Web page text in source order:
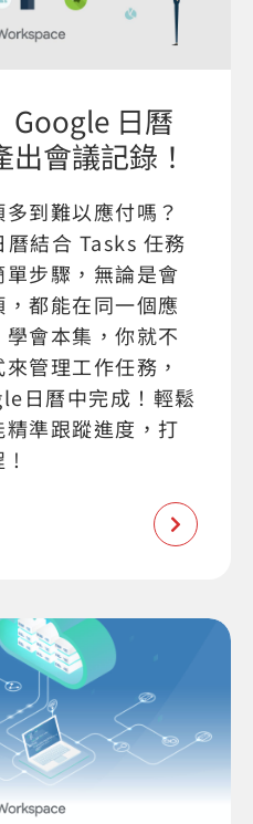
Google 日曆
會議記錄！
到難以應付嗎？
結合 Tasks 任務
步驟，無論是會
都能在同一個應
會本集，你就不
管理工作任務，
日曆中完成！輕鬆
準跟蹤進度，打
!